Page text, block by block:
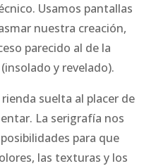
Usamos pantallas
nuestra creación,
parecido al de la
y revelado).
suelta al placer de
La serigrafía nos
para que
las texturas y los